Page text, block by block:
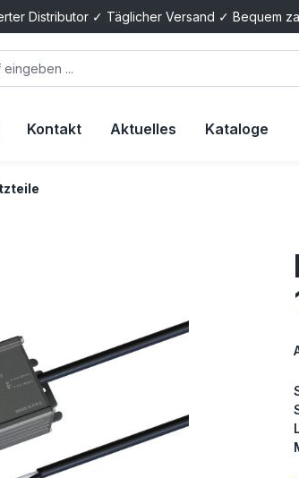
Distributor ✓ Täglicher Versand ✓ Bequem
Kontakt Aktuelles Kataloge